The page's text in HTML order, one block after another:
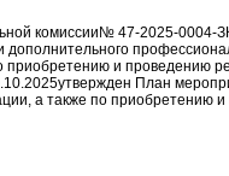
комиссии№ 47-2025-0004-
дополнительного
и проведению
План
а также по приобретению